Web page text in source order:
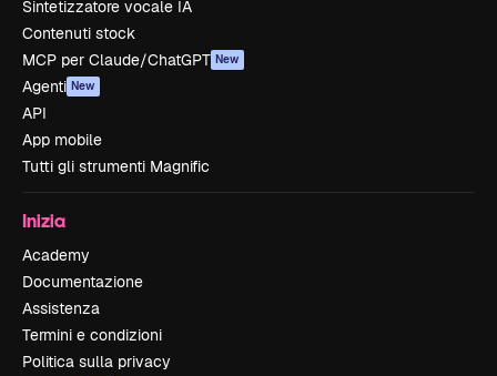
Sintetizzatore vocale IA
Contenuti stock
MCP per Claude/ChatGPT New
Agenti New
API
App mobile
Tutti gli strumenti Magnific
Inizia
Academy
Documentazione
Assistenza
Termini e condizioni
Politica sulla privacy